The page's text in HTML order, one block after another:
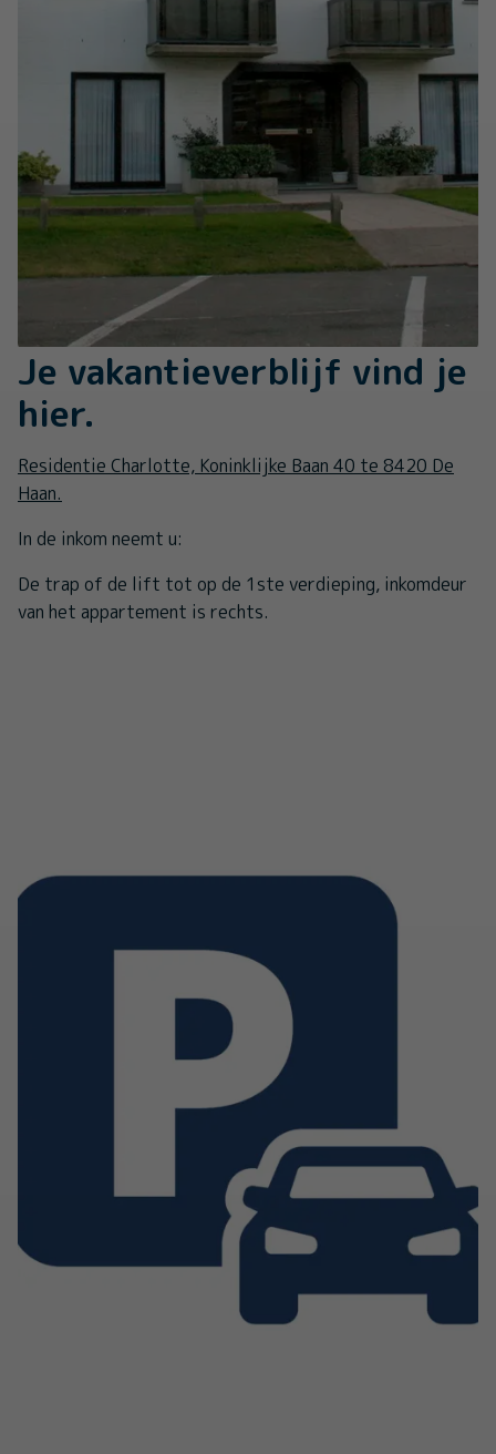
Je vakantieverblijf vind je
hier.
Residentie Charlotte, Koninklijke Baan 40 te 8420 De
Haan.
In de inkom neemt u:
De trap of de lift tot op de 1ste verdieping, inkomdeur
van het appartement is rechts.